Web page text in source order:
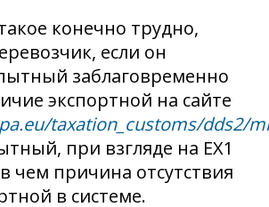
конечно трудно,
если он
заблаговременно
экспортной на сайте
taxation_customs/dds2/
при взгляде на EX1
чем причина отсутствия
в системе.